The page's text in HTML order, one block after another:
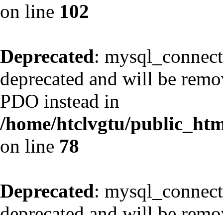
on line 102
Deprecated:
deprecated and will be
PDO instead in
/home/htclvgtu/
on line 78
Deprecated: